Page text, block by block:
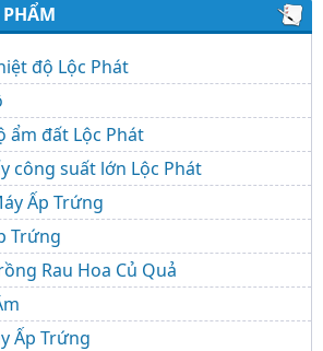
độ Lộc Phát
ẩm đất Lộc Phát
công suất lớn Lộc Phát
Ấp Trứng
Trứng
Rau Hoa Củ Quả
Ấp Trứng